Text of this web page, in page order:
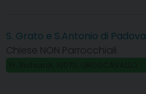
S. Grato e S.Antonio di Padova
Chiese NON Parrocchiali